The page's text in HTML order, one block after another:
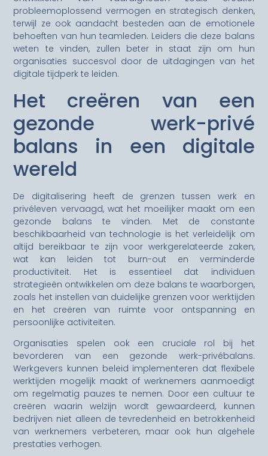
probleemoplossend vermogen en strategisch denken,
terwijl ze ook aandacht besteden aan de emotionele
behoeften van hun teamleden. Leiders die deze balans
weten te vinden, zullen beter in staat zijn om hun
organisaties succesvol door de uitdagingen van het
digitale tijdperk te leiden.
Het creëren van een
gezonde werk-privé
balans in een digitale
wereld
De digitalisering heeft de grenzen tussen werk en
privéleven vervaagd, wat het moeilijker maakt om een
gezonde balans te vinden. Met de constante
beschikbaarheid van technologie is het verleidelijk om
altijd bereikbaar te zijn voor werkgerelateerde zaken,
wat kan leiden tot burn-out en verminderde
productiviteit. Het is essentieel dat individuen
strategieën ontwikkelen om deze balans te waarborgen,
zoals het instellen van duidelijke grenzen voor werktijden
en het creëren van ruimte voor ontspanning en
persoonlijke activiteiten.
Organisaties spelen ook een cruciale rol bij het
bevorderen van een gezonde werk-privébalans.
Werkgevers kunnen beleid implementeren dat flexibele
werktijden mogelijk maakt of werknemers aanmoedigt
om regelmatig pauzes te nemen. Door een cultuur te
creëren waarin welzijn wordt gewaardeerd, kunnen
bedrijven niet alleen de tevredenheid en betrokkenheid
van werknemers verbeteren, maar ook hun algehele
prestaties verhogen.